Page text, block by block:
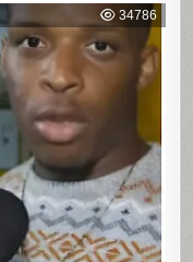
ACUSA
DE
UBER
DE
EM
DE
VÍDEOS
ÍNTIMOS
EM
BAHIA
34786